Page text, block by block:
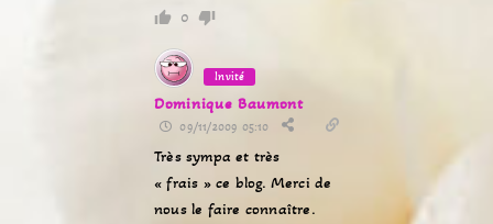
0
Invité
Dominique Baumont
09/11/2009 05:10
Très sympa et très
« frais » ce blog. Merci de
nous le faire connaître.